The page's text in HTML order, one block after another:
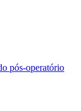
pós-operatório